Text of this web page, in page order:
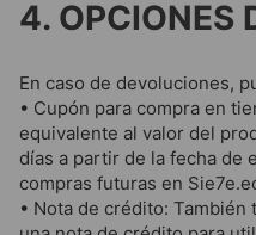
4. OPCIONES
En caso de devoluciones,
• Cupón para compra en
equivalente al valor del
días a partir de la fecha de
compras futuras en
• Nota de crédito: